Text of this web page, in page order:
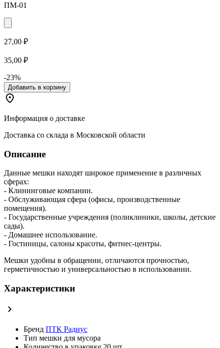
ПМ-01
27,00 ₽
35,00 ₽
-23%
Добавить в корзину
Информация о доставке
Доставка со склада в Московской области
Описание
Данные мешки находят широкое применение в различных
сферах:
- Клининговые компании.
- Обслуживающая сфера (офисы, производственные
помещения).
- Государственные учреждения (поликлиники, школы, детские
сады).
- Домашнее использование.
- Гостиницы, салоны красоты, фитнес-центры.
Мешки удобны в обращении, отличаются прочностью,
герметичностью и универсальностью в использовании.
Характеристики
Бренд ПТК Радиус
Тип мешки для мусора